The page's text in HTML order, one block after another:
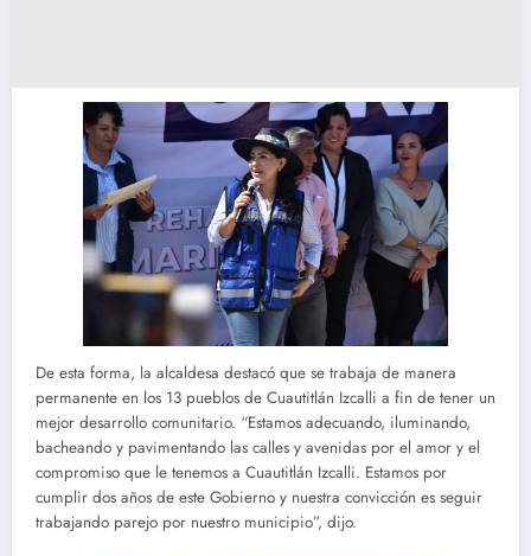
De esta forma, la alcaldesa destacó que se trabaja de manera
permanente en los 13 pueblos de Cuautitlán Izcalli a fin de tener un
mejor desarrollo comunitario. “Estamos adecuando, iluminando,
bacheando y pavimentando las calles y avenidas por el amor y el
compromiso que le tenemos a Cuautitlán Izcalli. Estamos por
cumplir dos años de este Gobierno y nuestra convicción es seguir
trabajando parejo por nuestro municipio”, dijo.